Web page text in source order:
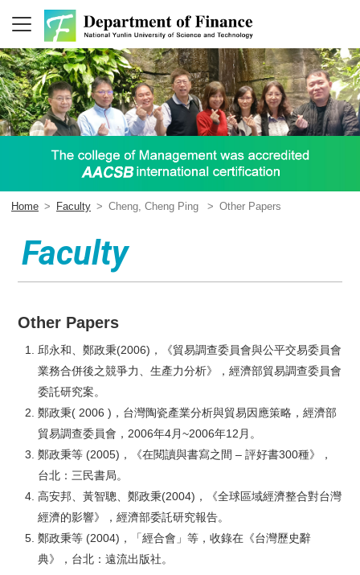
Home > Faculty > Cheng, Cheng Ping > Other Papers
Faculty
Other Papers
邱永和、鄭政秉(2006)，《貿易調查委員會與公平交易委員會
業務合併後之競爭力、生產力分析》，經濟部貿易調查委員會
委託研究案。
鄭政秉( 2006 )，台灣陶瓷產業分析與貿易因應策略，經濟部
貿易調查委員會，2006年4月~2006年12月。
鄭政秉等 (2005)，《在閱讀與書寫之間 – 評好書300種》，
台北：三民書局。
高安邦、黃智聰、鄭政秉(2004)，《全球區域經濟整合對台灣
經濟的影響》，經濟部委託研究報告。
鄭政秉等 (2004)，「經合會」等，收錄在《台灣歷史辭
典》，台北：遠流出版社。